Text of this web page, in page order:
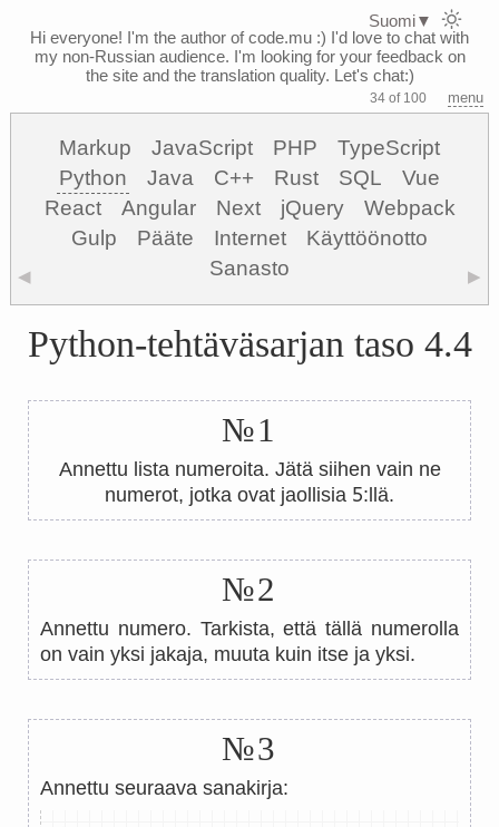
Hi everyone! I'm the author of code.mu :) I'd love to chat with
my non-Russian audience. I'm looking for your feedback on
the site and the translation quality. Let's chat:)
34 of 100 menu
Markup JavaScript PHP
TypeScript
Python
Java C++ Rust SQL
Vue
React
Angular Next jQuery
Webpack
Gulp
Pääte Internet
Käyttöönotto
Sanasto
◀ ▶
Python-tehtäväsarjan taso 4.4
№1
Annettu lista numeroita. Jätä siihen vain ne
numerot, jotka ovat jaollisia 5:llä.
№2
Annettu numero. Tarkista, että tällä numerolla
on vain yksi jakaja, muuta kuin itse ja yksi.
№3
Annettu seuraava sanakirja:
Suomi▼